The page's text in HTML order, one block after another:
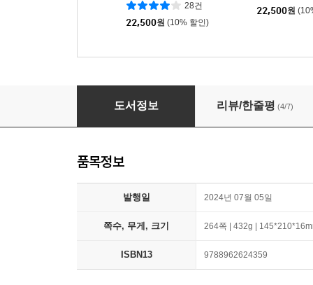
28건
22,500원 (10% 할인)
22,500원
제국은 왜 무너지는가
도서정보 리뷰/한줄평 (4/7)
품목정보
발행일 2024년 07월 05일
쪽수, 무게, 크기 264쪽 | 432g |
ISBN13 9788962624359